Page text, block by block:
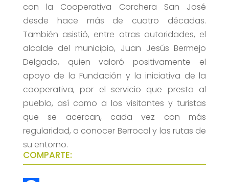
con la Cooperativa Corchera San José
desde hace más de cuatro décadas.
También asistió, entre otras autoridades, el
alcalde del municipio, Juan Jesús Bermejo
Delgado, quien valoró positivamente el
apoyo de la Fundación y la iniciativa de la
cooperativa, por el servicio que presta al
pueblo, así como a los visitantes y turistas
que se acercan, cada vez con más
regularidad, a conocer Berrocal y las rutas de
su entorno.
COMPARTE: